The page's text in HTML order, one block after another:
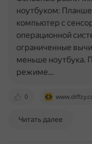
0
ноутбуком:
компьютер с
операционной
ограниченные
меньше ноутбука.
режиме…
Читать далее